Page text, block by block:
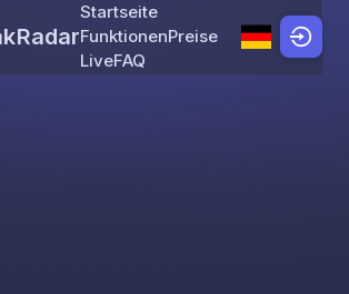
Skip to content
Startseite
FunktionenPreise
LiveFAQ